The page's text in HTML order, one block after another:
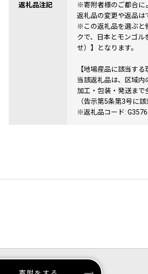
返礼品注記
※寄附者様のご都合に
返礼品の変更や返品は
※この返礼品を選ぶと
クで、日本とモンゴル
せ）】となります。
【地場産品に該当する
当該返礼品は、区域内
加工・包装・発送まで
（告示第5条第3号に該
※返礼品コード: G3576